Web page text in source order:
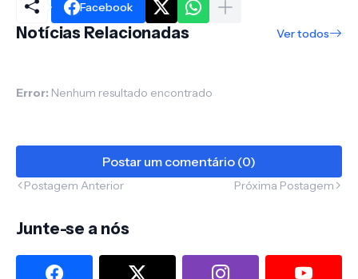
Facebook
Notícias Relacionadas Ver todos
Error: Nenhum resultado encontrado
Postar um comentário (0)
Postagem Anterior Próxima Postagem
Junte-se a nós